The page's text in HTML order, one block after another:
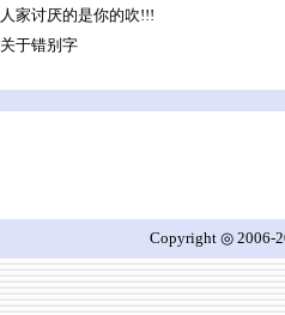
人家讨厌的是你的吹!!!
关于错别字
Copyright ◎ 2006-